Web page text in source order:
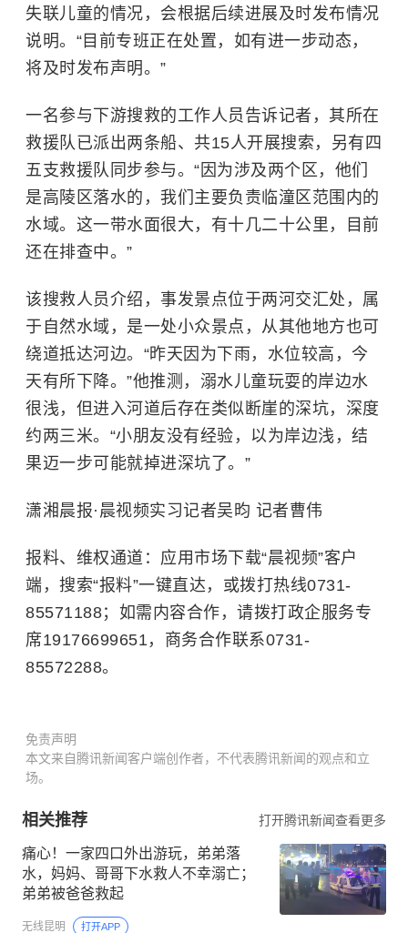
失联儿童的情况，会根据后续进展及时发布情况
说明。“目前专班正在处置，如有进一步动态，
将及时发布声明。”
一名参与下游搜救的工作人员告诉记者，其所在
救援队已派出两条船、共15人开展搜索，另有四
五支救援队同步参与。“因为涉及两个区，他们
是高陵区落水的，我们主要负责临潼区范围内的
水域。这一带水面很大，有十几二十公里，目前
还在排查中。”
该搜救人员介绍，事发景点位于两河交汇处，属
于自然水域，是一处小众景点，从其他地方也可
绕道抵达河边。“昨天因为下雨，水位较高，今
天有所下降。”他推测，溺水儿童玩耍的岸边水
很浅，但进入河道后存在类似断崖的深坑，深度
约两三米。“小朋友没有经验，以为岸边浅，结
果迈一步可能就掉进深坑了。”
潇湘晨报·晨视频实习记者吴昀 记者曹伟
报料、维权通道：应用市场下载“晨视频”客户
端，搜索“报料”一键直达，或拨打热线0731-
85571188；如需内容合作，请拨打政企服务专
席19176699651，商务合作联系0731-
85572288。
免责声明
本文来自腾讯新闻客户端创作者，不代表腾讯新闻的观点和立
场。
相关推荐 打开腾讯新闻查看更多
痛心！一家四口外出游玩，弟弟落
水，妈妈、哥哥下水救人不幸溺亡；
弟弟被爸爸救起
无线昆明 打开APP